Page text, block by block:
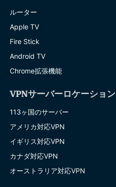
ルーター
Apple TV
Fire Stick
Android TV
Chrome拡張機能
VPNサーバーロケーション
113ヶ国のサーバー
アメリカ対応VPN
イギリス対応VPN
カナダ対応VPN
オーストラリア対応VPN